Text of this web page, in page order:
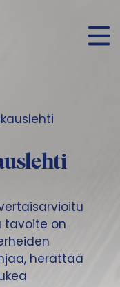
tavoite on
herättää